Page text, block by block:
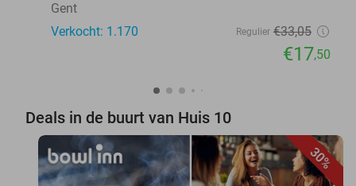
Gent
Verkocht: 1.170
Regulier €33,05
€17,50
Deals in de buurt van Huis 10
30%